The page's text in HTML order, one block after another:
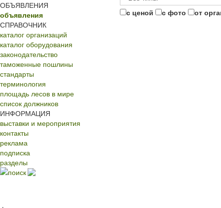
ОБЪЯВЛЕНИЯ
объявления
СПРАВОЧНИК
каталог организаций
каталог оборудования
законодательство
таможенные пошлины
стандарты
терминология
площадь лесов в мире
список должников
ИНФОРМАЦИЯ
выставки и мероприятия
контакты
реклама
подписка
разделы
поиск
с ценой с фото от